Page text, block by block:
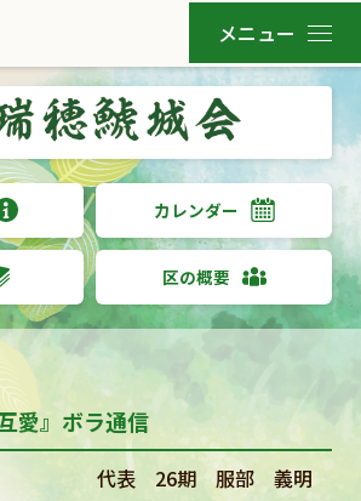
カレンダー
区の概要
愛』ボラ通信
代表 26期 服部 義明